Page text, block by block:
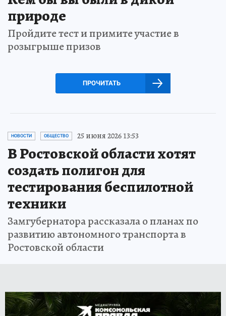
природе
Пройдите тест и примите участие в
розыгрыше призов
ПРОЧИТАТЬ
НОВОСТИ ОБЩЕСТВО 25 июня 2026 13:53
В Ростовской области хотят
создать полигон для
тестирования беспилотной
техники
Замгубернатора рассказала о планах по
развитию автономного транспорта в
Ростовской области